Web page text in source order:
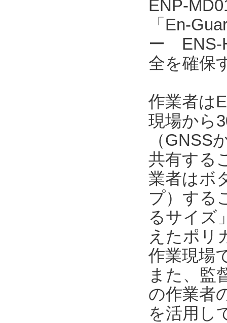
ENP-
「En-
ー ENS-
全を確保
作業者は
現場から
（GNSS
共有する
業者はボ
プ）する
るサイズ
えたポリ
作業現場
また、監
の作業者
を活用し